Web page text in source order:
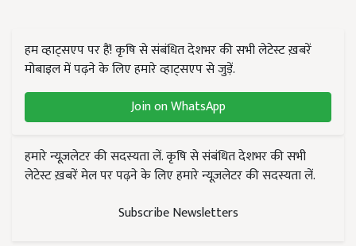
हम व्हाट्सएप पर हैं! कृषि से संबंधित देशभर की सभी लेटेस्ट ख़बरें
मोबाइल में पढ़ने के लिए हमारे व्हाट्सएप से जुड़ें.
Join on WhatsApp
हमारे न्यूज़लेटर की सदस्यता लें. कृषि से संबंधित देशभर की सभी
लेटेस्ट ख़बरें मेल पर पढ़ने के लिए हमारे न्यूज़लेटर की सदस्यता लें.
Subscribe Newsletters